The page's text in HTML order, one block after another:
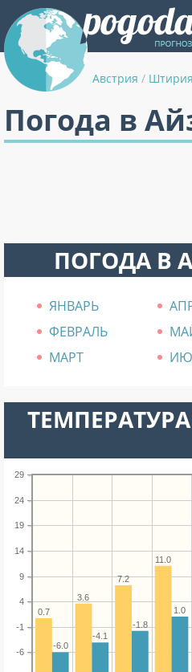
Австрия / Штирия
Погода в
ПОГОДА В
ЯНВАРЬ
ФЕВРАЛЬ
МАРТ
-6
-1
4
9
14
19
24
29
11.0
7.2
3.6
0.7
1.0
-1.8
-4.1
-6.0